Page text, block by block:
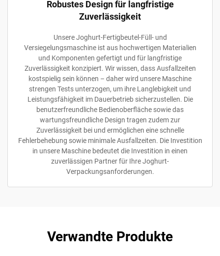
Robustes Design für langfristige
Zuverlässigkeit
Unsere Joghurt-Fertigbeutel-Füll- und
Versiegelungsmaschine ist aus hochwertigen Materialien
und Komponenten gefertigt und für langfristige
Zuverlässigkeit konzipiert. Wir wissen, dass Ausfallzeiten
kostspielig sein können – daher wird unsere Maschine
strengen Tests unterzogen, um ihre Langlebigkeit und
Leistungsfähigkeit im Dauerbetrieb sicherzustellen. Die
benutzerfreundliche Bedienoberfläche sowie das
wartungsfreundliche Design tragen zudem zur
Zuverlässigkeit bei und ermöglichen eine schnelle
Fehlerbehebung sowie minimale Ausfallzeiten. Die Investition
in unsere Maschine bedeutet die Investition in einen
zuverlässigen Partner für Ihre Joghurt-
Verpackungsanforderungen.
Verwandte Produkte